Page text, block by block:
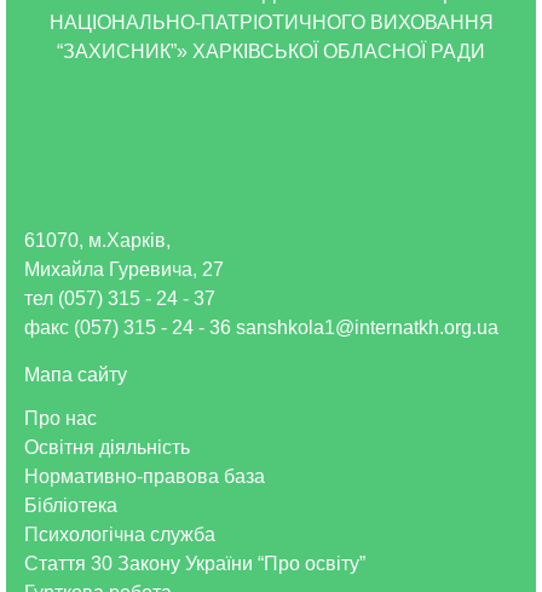
НАЦІОНАЛЬНО-ПАТРІОТИЧНОГО ВИХОВАННЯ
“ЗАХИСНИК”» ХАРКІВСЬКОЇ ОБЛАСНОЇ РАДИ
Про нас
Освітня діяльність
Нормативно-правова база
Бібліотека
Психологічна служба
Стаття 30 Закону України “Про освіту”
61070, м.Харків,
Михайла Гуревича, 27
тел (057) 315 - 24 - 37
факс (057) 315 - 24 - 36 sanshkola1@internatkh.org.ua
Мапа сайту